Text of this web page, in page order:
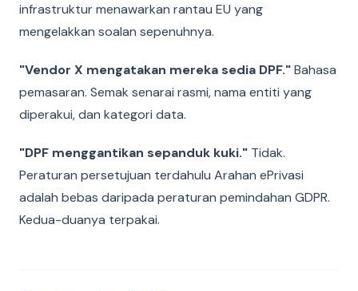
infrastruktur menawarkan rantau EU yang
mengelakkan soalan sepenuhnya.
"Vendor X mengatakan mereka sedia DPF."Bahasa
pemasaran. Semak senarai rasmi, nama entiti yang
diperakui, dan kategori data.
"DPF menggantikan sepanduk kuki." Tidak.
Peraturan persetujuan terdahulu Arahan ePrivasi
adalah bebas daripada peraturan pemindahan GDPR.
Kedua-duanya terpakai.